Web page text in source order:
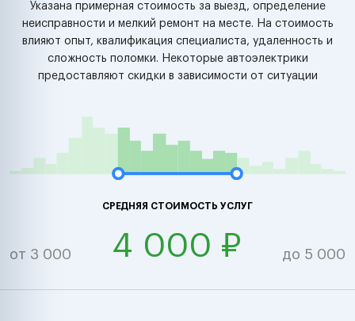
Указана примерная стоимость за выезд, определение
неисправности и мелкий ремонт на месте. На стоимость
влияют опыт, квалификация специалиста, удаленность и
сложность поломки. Некоторые автоэлектрики
предоставляют скидки в зависимости от ситуации
СРЕДНЯЯ СТОИМОСТЬ УСЛУГ
от 3 000 4 000 ₽ до 5 000